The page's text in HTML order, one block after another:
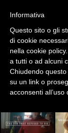
Informativa
Questo sito o gli
di cookie
nella cookie
a tutti o ad alcuni
Chiudendo
su un link o
acconsenti all’uso